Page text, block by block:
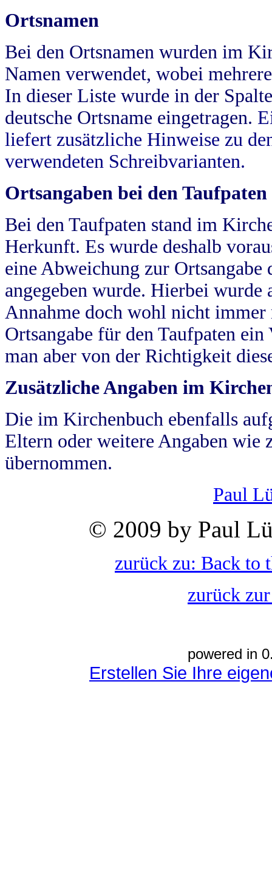
Ortsnamen
Bei den Ortsnamen wurden im
Namen verwendet, wobei
In dieser Liste wurde in der
deutsche Ortsname eingetragen.
liefert zusätzliche Hinweise zu
verwendeten Schreibvarianten.
Ortsangaben bei den Taufpaten
Bei den Taufpaten stand im
Herkunft. Es wurde deshalb
eine Abweichung zur
angegeben wurde. Hierbei wurde
Annahme doch wohl nicht
Ortsangabe für den Taufpaten
man aber von der Richtigkeit
Zusätzliche Angaben im
Die im Kirchenbuch ebenfalls
Eltern oder weitere Angaben wie
übernommen.
Paul
© 2009 by Paul
zurück zu: Back to
zurück
powered in
Erstellen Sie Ihre